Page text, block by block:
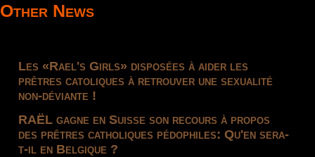
Other News
Les «Rael's Girls» disposées à aider les
prêtres catoliques à retrouver une sexualité
non-déviante !
RAËL gagne en Suisse son recours à propos
des prêtres catholiques pédophiles: Qu'en sera-
t-il en Belgique ?